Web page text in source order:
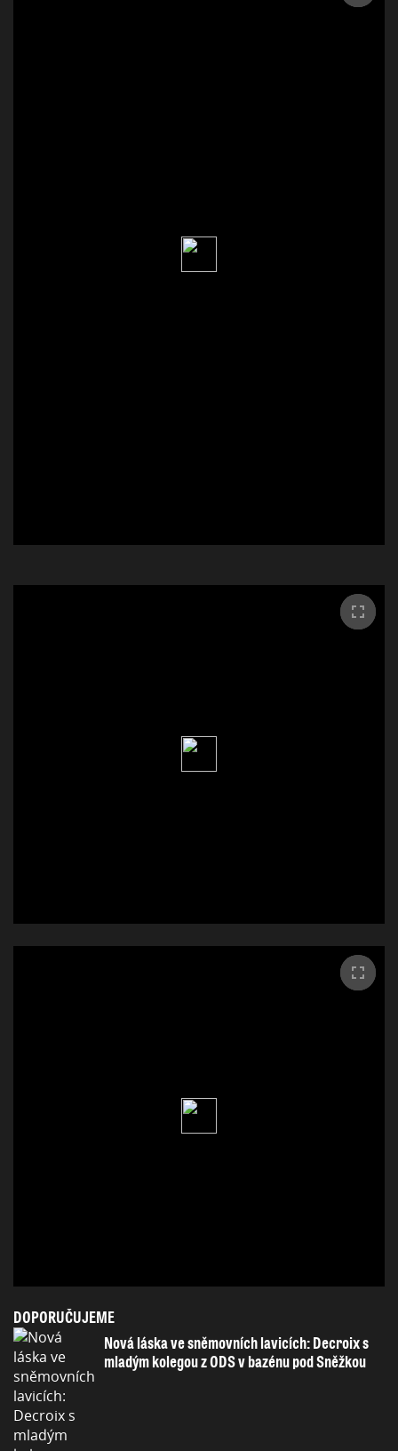
DOPORUČUJEME
Nová láska ve sněmovních lavicích: Decroix s
mladým kolegou z ODS v bazénu pod Sněžkou